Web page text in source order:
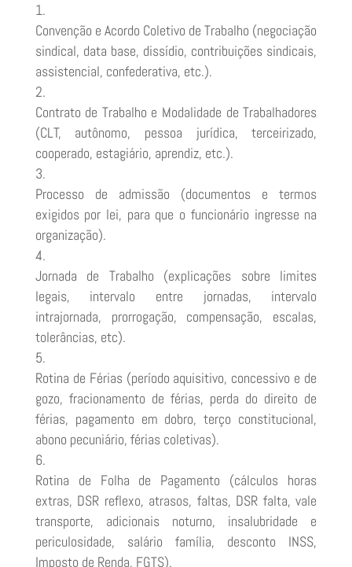
Convenção e Acordo Coletivo de Trabalho (negociação
sindical, data base, dissídio, contribuições sindicais,
assistencial, confederativa, etc.).
Contrato de Trabalho e Modalidade de Trabalhadores
(CLT, autônomo, pessoa jurídica, terceirizado,
cooperado, estagiário, aprendiz, etc.).
Processo de admissão (documentos e termos
exigidos por lei, para que o funcionário ingresse na
organização).
Jornada de Trabalho (explicações sobre limites
legais, intervalo entre jornadas, intervalo
intrajornada, prorrogação, compensação, escalas,
tolerâncias, etc).
Rotina de Férias (período aquisitivo, concessivo e de
gozo, fracionamento de férias, perda do direito de
férias, pagamento em dobro, terço constitucional,
abono pecuniário, férias coletivas).
Rotina de Folha de Pagamento (cálculos horas
extras, DSR reflexo, atrasos, faltas, DSR falta, vale
transporte, adicionais noturno, insalubridade e
periculosidade, salário família, desconto INSS,
Imposto de Renda, FGTS).